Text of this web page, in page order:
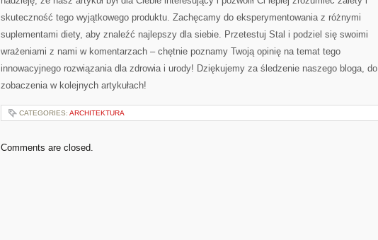
skuteczność tego wyjątkowego produktu. Zachęcamy do eksperymentowania z ⁤różnymi
suplementami diety, aby znaleźć najlepszy dla siebie. Przetestuj Stal i podziel się swoimi
wrażeniami z nami w komentarzach – chętnie poznamy Twoją opinię na temat ⁣tego
innowacyjnego rozwiązania dla zdrowia i urody! Dziękujemy ‍za śledzenie naszego bloga, do
zobaczenia w kolejnych artykułach!
CATEGORIES: ARCHITEKTURA
Comments are closed.